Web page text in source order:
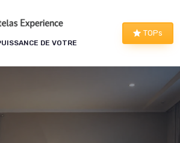
DE VOTRE
TOPs
×
MATELAS EXPERIENCE
ça commence
par semaine, les bons plans literie
cookies